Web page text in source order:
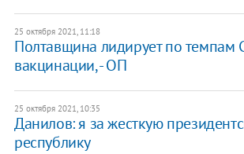
25 октября 2021, 11:18
Полтавщина лидирует по темпам
вакцинации, - ОП
25 октября 2021, 10:35
Данилов: я за жесткую
республику